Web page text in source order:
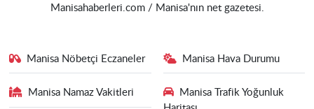
Manisahaberleri.com / Manisa'nın net gazetesi.
Manisa Nöbetçi Eczaneler Manisa Hava Durumu
Manisa Namaz Vakitleri
Manisa Trafik Yoğunluk